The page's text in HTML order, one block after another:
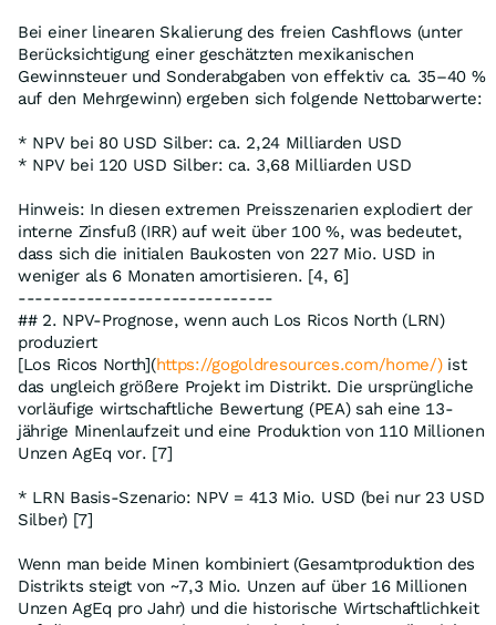
Bei einer linearen Skalierung des freien Cashflows (unter
Berücksichtigung einer geschätzten mexikanischen
Gewinnsteuer und Sonderabgaben von effektiv ca. 35–40 %
auf den Mehrgewinn) ergeben sich folgende Nettobarwerte:
* NPV bei 80 USD Silber: ca. 2,24 Milliarden USD
* NPV bei 120 USD Silber: ca. 3,68 Milliarden USD
Hinweis: In diesen extremen Preisszenarien explodiert der
interne Zinsfuß (IRR) auf weit über 100 %, was bedeutet,
dass sich die initialen Baukosten von 227 Mio. USD in
weniger als 6 Monaten amortisieren. [4, 6]
------------------------------
## 2. NPV-Prognose, wenn auch Los Ricos North (LRN)
produziert
[Los Ricos North](https://gogoldresources.com/home/)ist
das ungleich größere Projekt im Distrikt. Die ursprüngliche
vorläufige wirtschaftliche Bewertung (PEA) sah eine 13-
jährige Minenlaufzeit und eine Produktion von 110 Millionen
Unzen AgEq vor. [7]
* LRN Basis-Szenario: NPV = 413 Mio. USD (bei nur 23 USD
Silber) [7]
Wenn man beide Minen kombiniert (Gesamtproduktion des
Distrikts steigt von ~7,3 Mio. Unzen auf über 16 Millionen
Unzen AgEq pro Jahr) und die historische Wirtschaftlichkeit